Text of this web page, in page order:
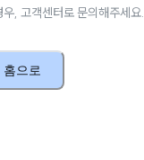
, 고객센터로 문의해주세요.
홈으로